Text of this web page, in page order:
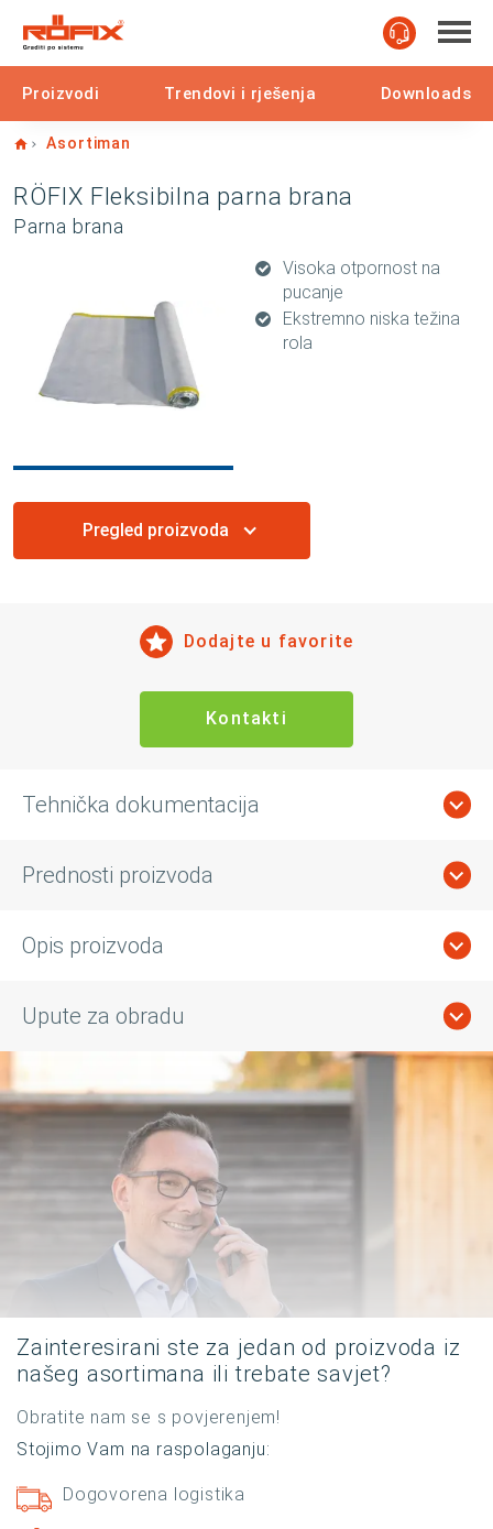
Proizvodi Trendovi i rješenja Downloads
Home
Asortiman
RÖFIX Fleksibilna parna brana
Parna brana
Visoka otpornost na
pucanje
Ekstremno niska težina
rola
Pregled proizvoda
Dodajte u favorite
Kontakti
Tehnička dokumentacija
Prednosti proizvoda
Opis proizvoda
Upute za obradu
Zainteresirani ste za jedan od proizvoda iz
našeg asortimana ili trebate savjet?
Obratite nam se s povjerenjem!
Stojimo Vam na raspolaganju:
Dogovorena logistika